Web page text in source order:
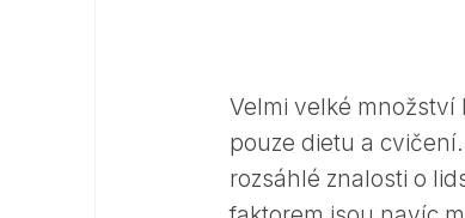
Velmi velké
pouze dietu a
rozsáhlé znalosti o